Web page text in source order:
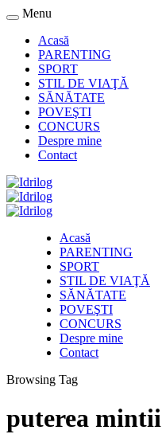
Menu
Acasă
PARENTING
SPORT
STIL DE VIAŢĂ
SĂNĂTATE
POVEŞTI
CONCURS
Despre mine
Contact
Acasă
PARENTING
SPORT
STIL DE VIAŢĂ
SĂNĂTATE
POVEŞTI
CONCURS
Despre mine
Contact
Browsing Tag
puterea mintii